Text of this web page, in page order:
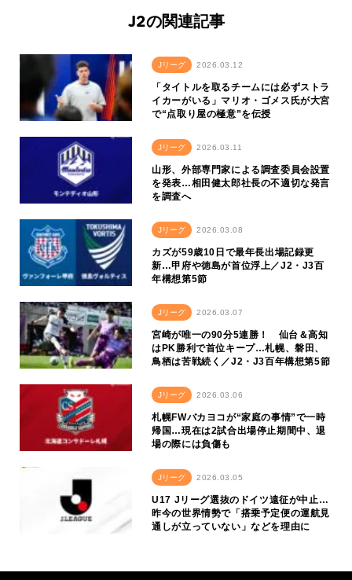
J2の関連記事
Jリーグ 2026.03.12
「タイトルを取るチームには必ずストラ
イカーがいる」マリオ・ゴメス氏が大宮
で“点取り屋の極意”を伝授
Jリーグ 2026.03.11
山形、外部専門家による調査委員会設置
を発表…相田健太郎社長の不適切な発言
を調査へ
Jリーグ 2026.03.08
カズが59歳10日で最年長出場記録更
新…甲府や徳島が首位浮上／J2・J3百
年構想第5節
Jリーグ 2026.03.07
宮崎が唯一の90分5連勝！ 仙台＆高知
はPK勝利で首位キープ…札幌、磐田、
鳥栖は苦戦続く／J2・J3百年構想第5節
Jリーグ 2026.03.06
札幌FWバカヨコが“家庭の事情”で一時
帰国…現在は2試合出場停止期間中、退
場の際には負傷も
Jリーグ 2026.03.05
U17 Jリーグ選抜のドイツ遠征が中止…
昨今の世界情勢で「搭乗予定便の運航見
通しが立っていない」などを理由に